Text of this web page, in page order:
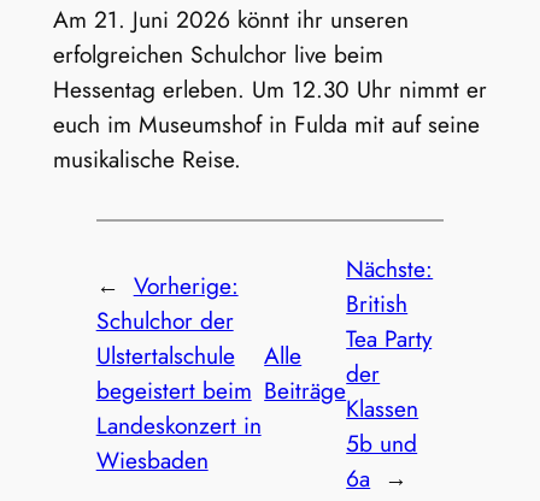
Am 21. Juni 2026 könnt ihr unseren
erfolgreichen Schulchor live beim
Hessentag erleben. Um 12.30 Uhr nimmt er
euch im Museumshof in Fulda mit auf seine
musikalische Reise.
← Vorherige:
Schulchor der
Ulstertalschule
begeistert beim
Landeskonzert in
Wiesbaden
Alle
Beiträge
Nächste:
British
Tea Party
der
Klassen
5b und
6a →